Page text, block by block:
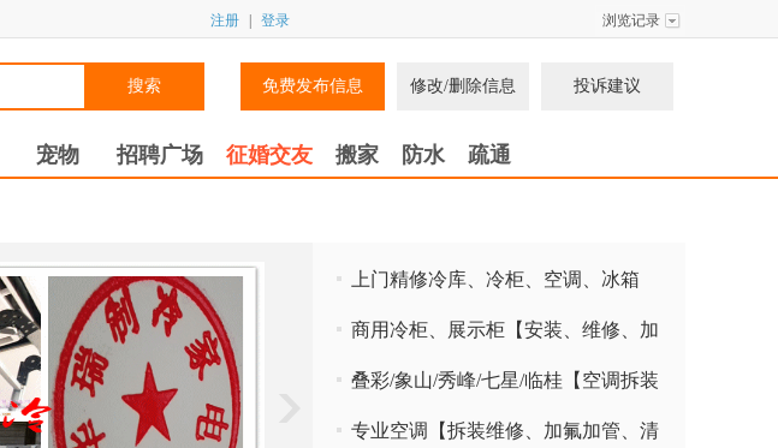
浏览记录
注册 登录
搜索 免费发布信息 修改/删除信息 投诉建议
宠物 招聘广场 征婚交友 搬家 防水 疏通
上门精修冷库、冷柜、空调、冰箱
商用冷柜、展示柜【安装、维修、加
叠彩/象山/秀峰/七星/临桂【空调拆装
专业空调【拆装维修、加氟加管、清